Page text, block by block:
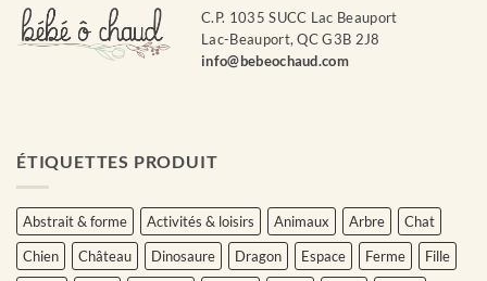
C.P. 1035 SUCC Lac Beauport
Lac-Beauport, QC G3B 2J8
info@bebeochaud.com
ÉTIQUETTES PRODUIT
Abstrait & forme Activités & loisirs Animaux Arbre
Chat
Chien
Château Dinosaure Dragon Espace Ferme
Fille